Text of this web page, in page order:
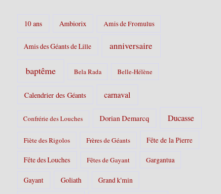
10 ans Ambiorix Amis de Fromulus
Amis des Géants de Lille anniversaire
baptême Bela Rada Belle-Hélène
Calendrier des Géants carnaval
Confrérie des Louches Dorian Demarcq Ducasse
Fiète des Rigolos Frères de Géants Fête de la Pierre
Fête des Louches Fêtes de Gayant Gargantua
Gayant Goliath Grand k'min